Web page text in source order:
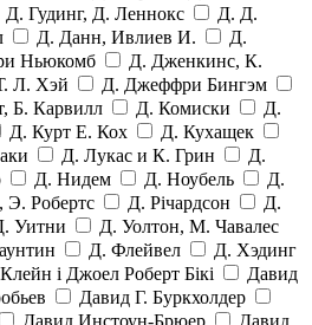
Д. Гудинг, Д. Леннокс
Д. Д.
Д. Данн, Ивлиев И.
Д.
Ньюкомб
Д. Дженкинс, К.
Л. Хэй
Д. Джеффри Бингэм
Б. Карвилл Д. Комиски
Д.
Д. Курт Е. Кох
Д. Кухащек
Д. Лукас и К. Грин
Д.
Д. Нидем Д. Ноубель
Д.
Робертс Д. Річардсон
Д.
Уитни
Д. Уолтон, М. Чавалес
Д. Флейвел
Д. Хэдинг
і Джоел Роберт Бікі
Давид
Давид Г. Буркхолдер